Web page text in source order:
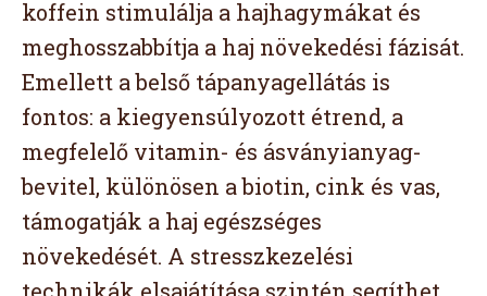
koffein stimulálja a hajhagymákat és
meghosszabbítja a haj növekedési fázisát.
Emellett a belső tápanyagellátás is
fontos: a kiegyensúlyozott étrend, a
megfelelő vitamin- és ásványianyag-
bevitel, különösen a biotin, cink és vas,
támogatják a haj egészséges
növekedését. A stresszkezelési